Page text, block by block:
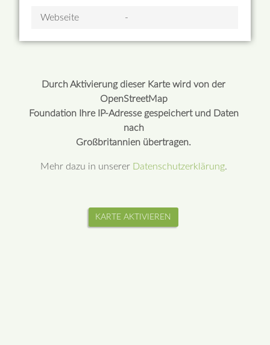
Webseite -
Durch Aktivierung dieser Karte wird von der
OpenStreetMap
Foundation Ihre IP-Adresse gespeichert und Daten
nach
Großbritannien übertragen.
Mehr dazu in unserer Datenschutzerklärung.
KARTE AKTIVIEREN